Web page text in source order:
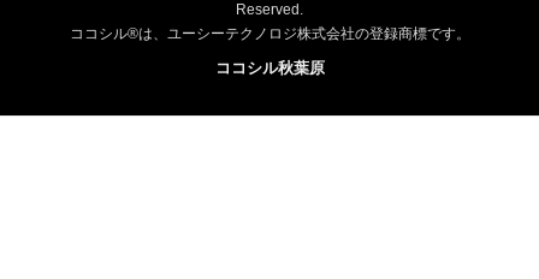
Reserved.
ココシル®は、ユーシーテクノロジ株式会社の登録商標です。
ココシル秋葉原